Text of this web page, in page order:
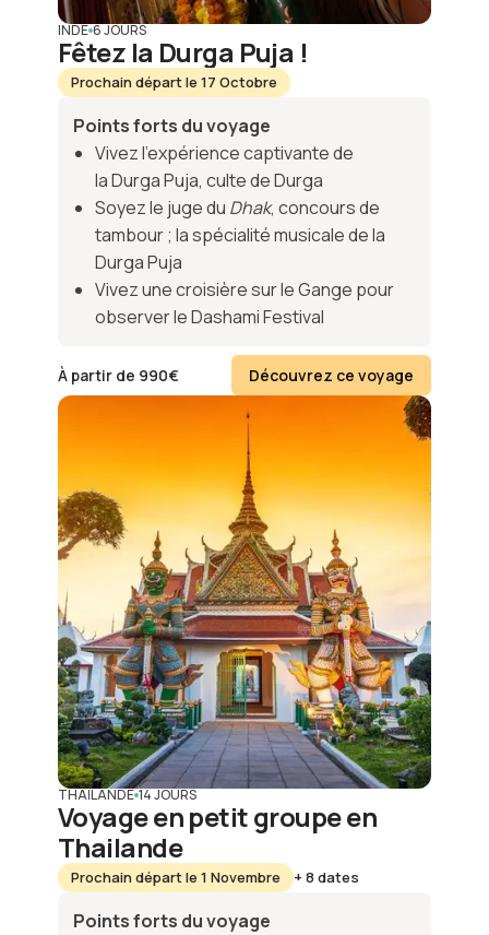
INDE 6 JOURS
Fêtez la Durga Puja !
Prochain départ le 17 Octobre
Points forts du voyage
Vivez l’expérience captivante de
la Durga Puja, culte de Durga
Soyez le juge du Dhak, concours de
tambour ; la spécialité musicale de la
Durga Puja
Vivez une croisière sur le Gange pour
observer le Dashami Festival
À partir de 990€ Découvrez ce voyage
THAÏLANDE 14 JOURS
Voyage en petit groupe en
Thailande
Prochain départ le 1 Novembre + 8 dates
Points forts du voyage